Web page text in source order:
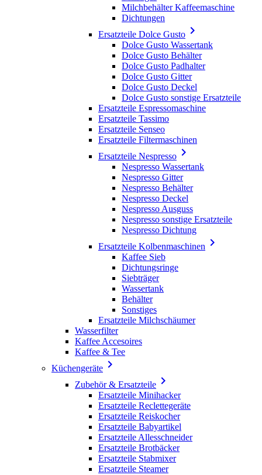
Milchbehälter Kaffeemaschine
Dichtungen
Ersatzteile Dolce Gusto 
Dolce Gusto Wassertank
Dolce Gusto Behälter
Dolce Gusto Padhalter
Dolce Gusto Gitter
Dolce Gusto Deckel
Dolce Gusto sonstige Ersatzteile
Ersatzteile Espressomaschine
Ersatzteile Tassimo
Ersatzteile Senseo
Ersatzteile Filtermaschinen
Ersatzteile Nespresso 
Nespresso Wassertank
Nespresso Gitter
Nespresso Behälter
Nespresso Deckel
Nespresso Ausguss
Nespresso sonstige Ersatzteile
Nespresso Dichtung
Ersatzteile Kolbenmaschinen 
Kaffee Sieb
Dichtungsringe
Siebträger
Wassertank
Behälter
Sonstiges
Ersatzteile Milchschäumer
Wasserfilter
Kaffee Accesoires
Kaffee & Tee
Küchengeräte 
Zubehör & Ersatzteile 
Ersatzteile Minihacker
Ersatzteile Reclettegeräte
Ersatzteile Reiskocher
Ersatzteile Babyartikel
Ersatzteile Allesschneider
Ersatzteile Brotbäcker
Ersatzteile Stabmixer
Ersatzteile Steamer